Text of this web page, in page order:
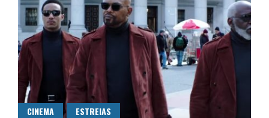
CINEMA ESTREIAS